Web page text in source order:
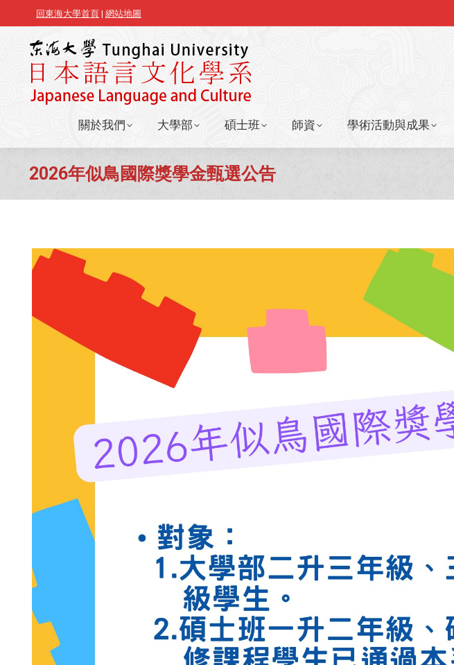
回東海大學首頁 | 網站地圖
關於我們 大學部 碩士班 師資 學術活動與成果
2026年似鳥國際獎學金甄選公告
關於我們 大學部 碩士班 師資 學術活動與成果